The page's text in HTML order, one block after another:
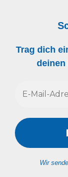
Trag dich
deinen
Wir